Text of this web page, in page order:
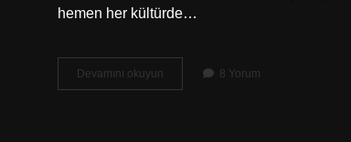
hemen her kültürde…
Devamını okuyun
neyin
8 Yorum